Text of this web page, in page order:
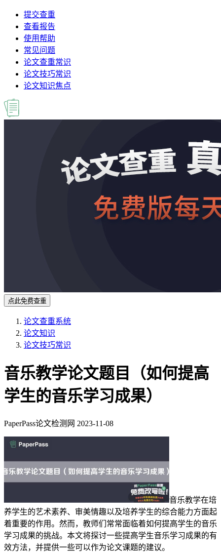
提交查重
查看报告
使用帮助
常见问题
论文查重常识
论文技巧常识
论文知识焦点
点此免费查重
论文查重系统
论文知识
论文技巧常识
音乐教学论文题目（如何提高
学生的音乐学习成果）
PaperPass论文检测网 2023-11-08
音乐教学在培
养学生的艺术素养、审美情趣以及培养学生的综合能力方面起
着重要的作用。然而，教师们常常面临着如何提高学生的音乐
学习成果的挑战。本文将探讨一些提高学生音乐学习成果的有
效方法，并提供一些可以作为论文课题的建议。